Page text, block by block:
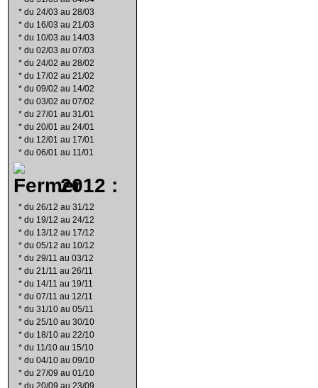
* du 24/03 au 28/03
* du 16/03 au 21/03
* du 10/03 au 14/03
* du 02/03 au 07/03
* du 24/02 au 28/02
* du 17/02 au 21/02
* du 09/02 au 14/02
* du 03/02 au 07/02
* du 27/01 au 31/01
* du 20/01 au 24/01
* du 12/01 au 17/01
* du 06/01 au 11/01
2012 :
* du 26/12 au 31/12
* du 19/12 au 24/12
* du 13/12 au 17/12
* du 05/12 au 10/12
* du 29/11 au 03/12
* du 21/11 au 26/11
* du 14/11 au 19/11
* du 07/11 au 12/11
* du 31/10 au 05/11
* du 25/10 au 30/10
* du 18/10 au 22/10
* du 11/10 au 15/10
* du 04/10 au 09/10
* du 27/09 au 01/10
* du 20/09 au 23/09